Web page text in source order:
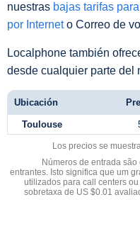
nuestras bajas tarifas
por Interneto Correo de
Localphone también
desde cualquier parte del
Ubicación
Toulouse
Los precios se
Números de entrada
entrantes. Isto significa que um
utilizados para call centers
sobretaxa de US $0.01